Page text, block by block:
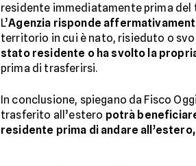
residente immediatamente prima del
L’Agenzia risponde
territorio in cui è nato, risieduto o
stato residente o ha svolto la
prima di trasferirsi.
In conclusione, spiegano da Fisco
trasferito all’estero potrà
residente prima di andare